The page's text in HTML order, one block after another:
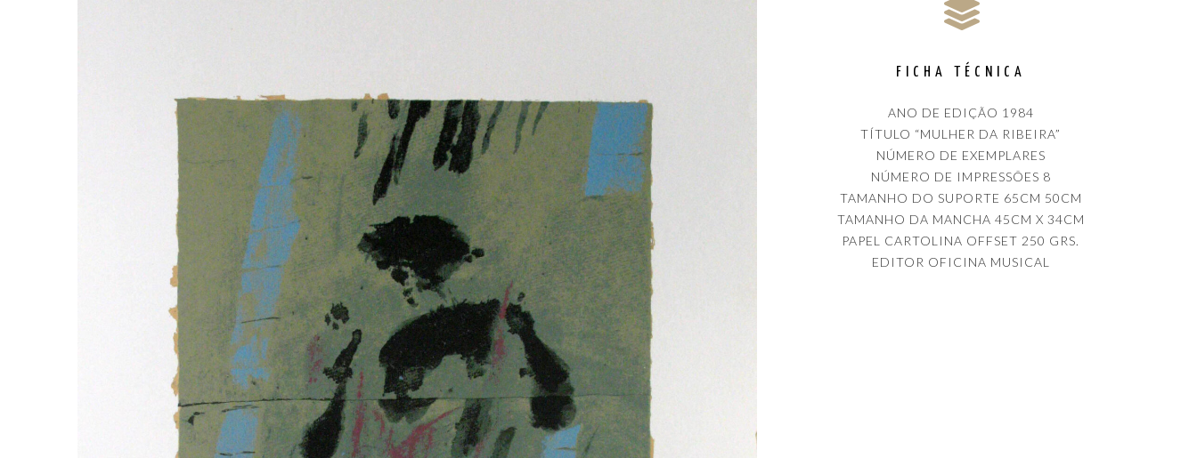
FICHA TÉCNICA
ANO DE EDIÇÃO 1984
TÍTULO “MULHER DA RIBEIRA”
NÚMERO DE EXEMPLARES
NÚMERO DE IMPRESSÕES 8
TAMANHO DO SUPORTE 65CM 50CM
TAMANHO DA MANCHA 45CM X 34CM
PAPEL CARTOLINA OFFSET 250 GRS.
EDITOR OFICINA MUSICAL